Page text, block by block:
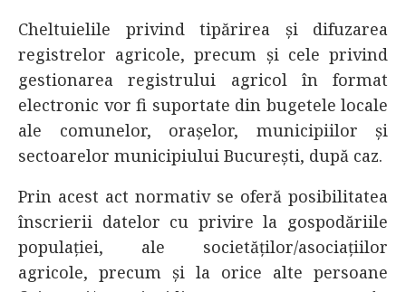
Cheltuielile privind tipărirea și difuzarea
registrelor agricole, precum și cele privind
gestionarea registrului agricol în format
electronic vor fi suportate din bugetele locale
ale comunelor, orașelor, municipiilor și
sectoarelor municipiului București, după caz.
Prin acest act normativ se oferă posibilitatea
înscrierii datelor cu privire la gospodăriile
populației, ale societăților/asociațiilor
agricole, precum şi la orice alte persoane